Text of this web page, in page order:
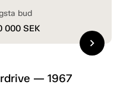
— 1967
bud
000 SEK
chevron_right